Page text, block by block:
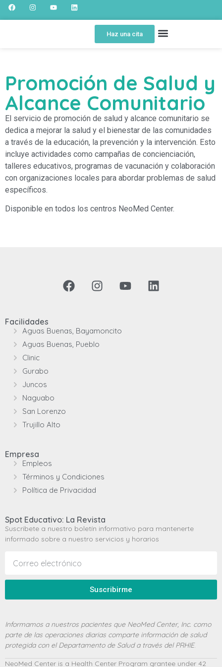
Haz una cita
Promoción de Salud y
Alcance Comunitario
El servicio de promoción de salud y alcance comunitario se
dedica a mejorar la salud y el bienestar de las comunidades
a través de la educación, la prevención y la intervención. Esto
incluye actividades como campañas de concienciación,
talleres educativos, programas de vacunación y colaboración
con organizaciones locales para abordar problemas de salud
específicos.
Disponible en todos los centros NeoMed Center.
Facilidades
Aguas Buenas, Bayamoncito
Aguas Buenas, Pueblo
Clinic
Gurabo
Juncos
Naguabo
San Lorenzo
Trujillo Alto
Empresa
Empleos
Términos y Condiciones
Política de Privacidad
Spot Educativo: La Revista
Suscribete a nuestro boletín informativo para mantenerte
informado sobre a nuestro servicios y horarios
Suscribirme
Informamos a nuestros pacientes que NeoMed Center, Inc. como
parte de las operaciones diarias comparte información de salud
protegida con el Departamento de Salud a través del PRHIE.
NeoMed Center is a Health Center Program grantee under 42